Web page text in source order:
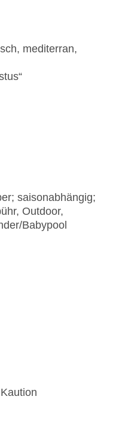
mediterran,
saisonabhängig;
Outdoor,
Babypool